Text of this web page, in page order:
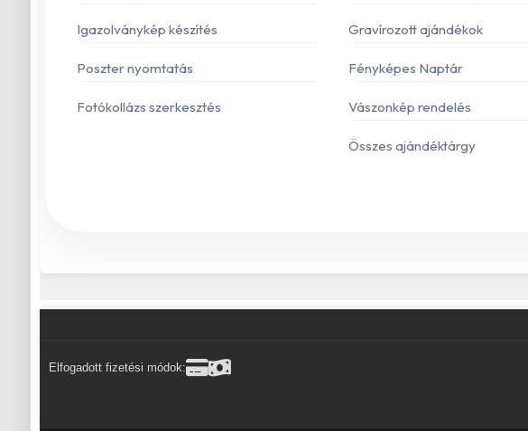
Igazolványkép készítés
Poszter nyomtatás
Fotókollázs szerkesztés
Gravírozott ajándékok
Fényképes Naptár
Vászonkép rendelés
Összes ajándéktárgy
Elfogadott fizetési módok: